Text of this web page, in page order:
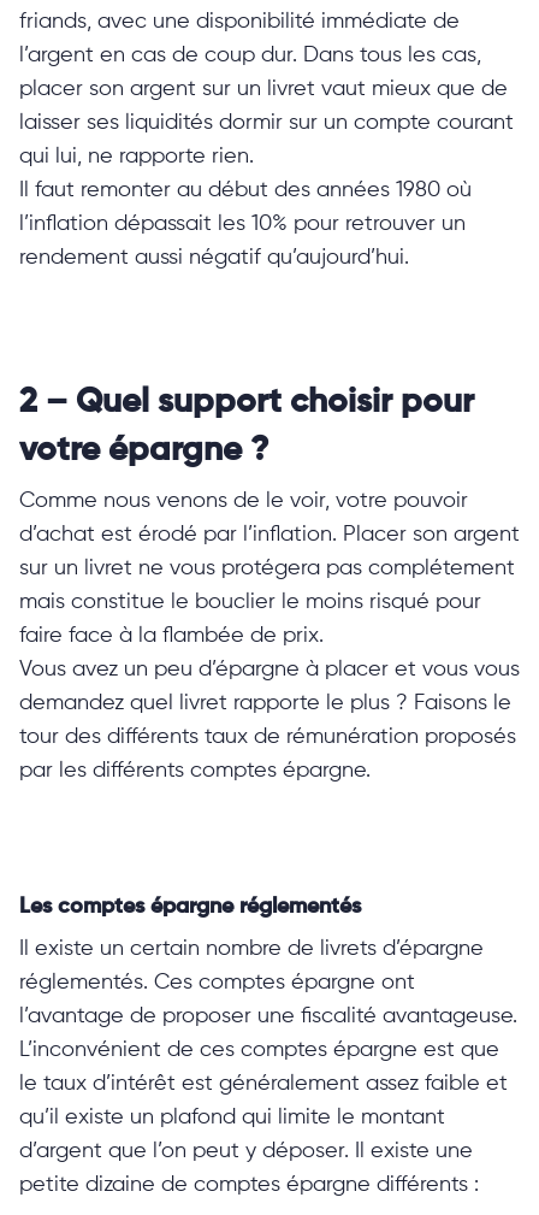
friands, avec une disponibilité immédiate de
l’argent en cas de coup dur. Dans tous les cas,
placer son argent sur un livret vaut mieux que de
laisser ses liquidités dormir sur un compte courant
qui lui, ne rapporte rien.
Il faut remonter au début des années 1980 où
l’inflation dépassait les 10% pour retrouver un
rendement aussi négatif qu’aujourd’hui.
2 – Quel support choisir pour
votre épargne ?
Comme nous venons de le voir, votre pouvoir
d’achat est érodé par l’inflation. Placer son argent
sur un livret ne vous protégera pas complétement
mais constitue le bouclier le moins risqué pour
faire face à la flambée de prix.
Vous avez un peu d’épargne à placer et vous vous
demandez quel livret rapporte le plus ? Faisons le
tour des différents taux de rémunération proposés
par les différents comptes épargne.
Les comptes épargne réglementés
Il existe un certain nombre de livrets d’épargne
réglementés. Ces comptes épargne ont
l’avantage de proposer une fiscalité avantageuse.
L’inconvénient de ces comptes épargne est que
le taux d’intérêt est généralement assez faible et
qu’il existe un plafond qui limite le montant
d’argent que l’on peut y déposer. Il existe une
petite dizaine de comptes épargne différents :